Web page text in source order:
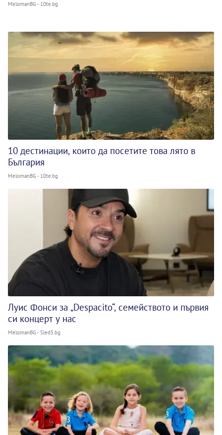
MelomanBG - 10te.bg
10 дестинации, които да посетите това лято в
България
MelomanBG - 10te.bg
Луис Фонси за „Despacito“, семейството и първия
си концерт у нас
MelomanBG - Sled5.bg